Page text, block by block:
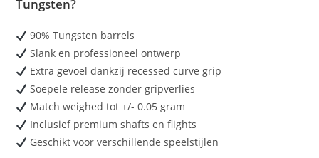
Tungsten?
90% Tungsten barrels
Slank en professioneel ontwerp
Extra gevoel dankzij recessed curve grip
Soepele release zonder gripverlies
Match weighed tot +/- 0.05 gram
Inclusief premium shafts en flights
Geschikt voor verschillende speelstijlen